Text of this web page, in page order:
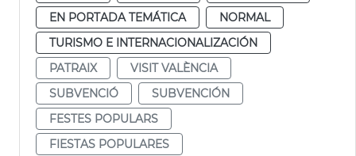
EN PORTADA TEMÁTICA
NORMAL
TURISMO E INTERNACIONALIZACIÓN
PATRAIX
VISIT VALÈNCIA
SUBVENCIÓ
SUBVENCIÓN
FESTES POPULARS
FIESTAS POPULARES